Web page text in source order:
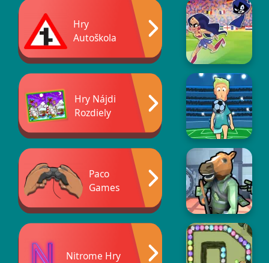
Hry
Autoškola
Hry Nájdi
Rozdiely
Paco
Games
Nitrome Hry